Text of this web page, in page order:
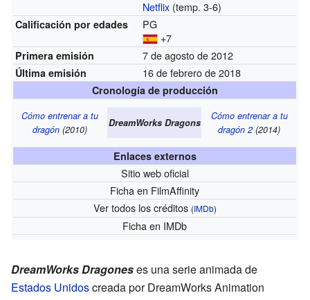
Netflix (temp. 3-6)
Calificación por edades
PG
+7
Primera emisión 7 de agosto de 2012
Última emisión 16 de febrero de 2018
Cronología de producción
Cómo entrenar a tu
dragón (2010)
DreamWorks Dragons
Cómo entrenar a tu
dragón 2(2014)
Enlaces externos
Sitio web oficial
Fichaen FilmAffinity
Ver todos los créditos (IMDb)
Fichaen IMDb
DreamWorks Dragoneses una serie animada de
Estados Unidoscreada por DreamWorks Animation